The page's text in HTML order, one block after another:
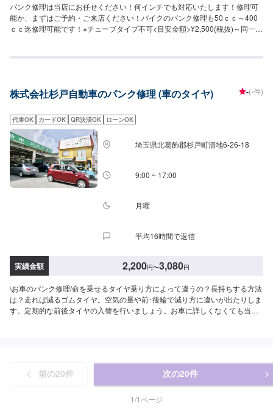
パンク修理は当店にお任せください！何インチでも対応いたします！修理可
能か、まずはご予約・ご来店ください！バイクのパンク修理も50ｃｃ～400
ｃｃ迄修理可能です！※チューブタイプ不可<目安金額>¥2,500(税抜)～同一タ
なっております。ガソリン供給はもちろんのことコーティング、板金、車
株式会社杉戸自動車のパンク修理 (車のタイヤ) -(-件)
代車OK カードOK QR決済OK ローンOK
埼玉県北葛飾郡杉戸町清地6-26-18
9:00 ~ 17:00
月曜
平均16時間で返信
実績金額 2,200円〜3,080円
\お車のパンク修理/命を乗せるタイヤ乗り方によって違うの？長持ちする方法
は？走れば減るゴムタイヤ。空気の量や前･後輪で減り方に違いが出たりしま
す。定期的な前後タイヤの入替を行いましょう。お車に詳しくなくても当店
14inch=9,900円16inch=11,000円20inch=13,200円21inch=15,730円●廃タイ
ヤ処理料金：1本330円〜他店購入車の対応も、輸入車の対応も、クルマの購
入もいろいろ、説明力も対応力も！1969年に創業して以来、50年以上この地
でお店を営業させていただいております。チェーン店への加盟、地元の皆様
前の20件 次の20件
1/1ページ